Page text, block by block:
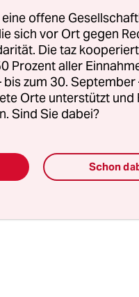
offene
sich vor Ort gegen
Die taz
Prozent aller
bis zum 30.
Orte unterstützt und
Sind Sie dabei?
Schon